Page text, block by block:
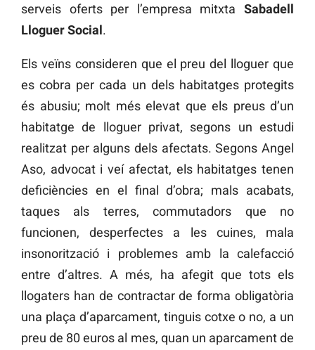
serveis oferts per l’empresa mitxta Sabadell
Lloguer Social.
Els veïns consideren que el preu del lloguer que
es cobra per cada un dels habitatges protegits
és abusiu; molt més elevat que els preus d’un
habitatge de lloguer privat, segons un estudi
realitzat per alguns dels afectats. Segons Angel
Aso, advocat i veí afectat, els habitatges tenen
deficiències en el final d’obra; mals acabats,
taques als terres, commutadors que no
funcionen, desperfectes a les cuines, mala
insonorització i problemes amb la calefacció
entre d’altres. A més, ha afegit que tots els
llogaters han de contractar de forma obligatòria
una plaça d’aparcament, tinguis cotxe o no, a un
preu de 80 euros al mes, quan un aparcament de